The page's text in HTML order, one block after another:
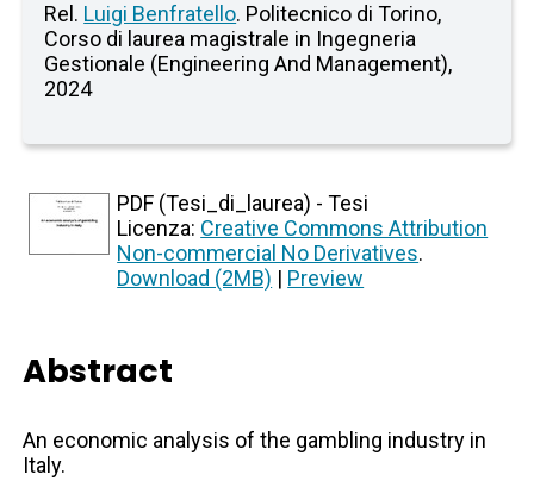
Rel. Luigi Benfratello. Politecnico di Torino,
Corso di laurea magistrale in Ingegneria
Gestionale (Engineering And Management),
2024
PDF (Tesi_di_laurea) - Tesi
Licenza: Creative Commons Attribution
Non-commercial No Derivatives.
Download (2MB) | Preview
Abstract
An economic analysis of the gambling industry in
Italy.